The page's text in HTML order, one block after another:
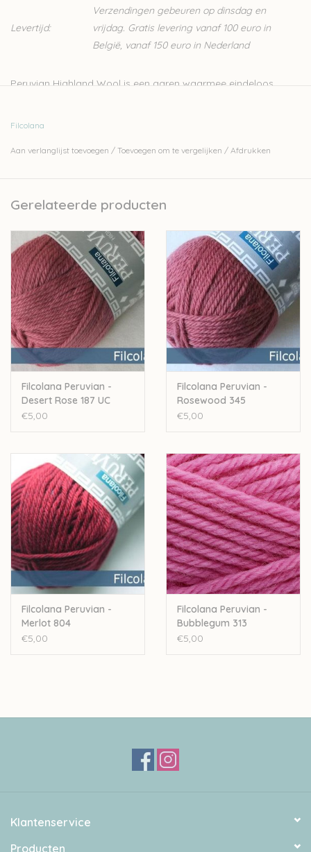
Levertijd:
Verzendingen gebeuren op dinsdag en
vrijdag. Gratis levering vanaf 100 euro in
België, vanaf 150 euro in Nederland
Peruvian Highland Wool is een garen waarmee eindeloos
kleurwerk mee.
- naalden: 4-5 mm
- handwas, met een scheutje
Let op: de kleur op beeld kan afwijken van de werkelijke kleur.
Filcolana
Aan verlanglijst toevoegen / Toevoegen om te vergelijken / Afdrukken
Gerelateerde producten
Filcolana Peruvian -
Desert Rose 187 UC
€5,00
Filcolana Peruvian -
Rosewood 345
€5,00
Filcolana Peruvian -
Merlot 804
€5,00
Filcolana Peruvian -
Bubblegum 313
€5,00
Klantenservice
Producten